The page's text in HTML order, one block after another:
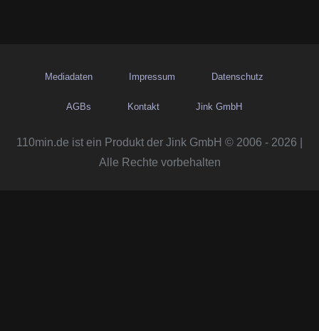
Mediadaten Impressum Datenschutz
AGBs Kontakt Jink GmbH
110min.de ist ein Produkt der Jink GmbH © 2006 - 2026 |
Alle Rechte vorbehalten